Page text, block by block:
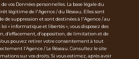
vos Données personnelles. La base légale du
légitime de l'Agence / du Réseau. Elles sont
de suppression et sont destinées à l'Agence / au
« informatique et libertés », vous disposez des
d’effacement, d’opposition, de limitation et de
pouvez retirer votre consentement à tout
l’Agence / Le Réseau. Consultez le site
sur vos droits. Si vous estimez, après avoir